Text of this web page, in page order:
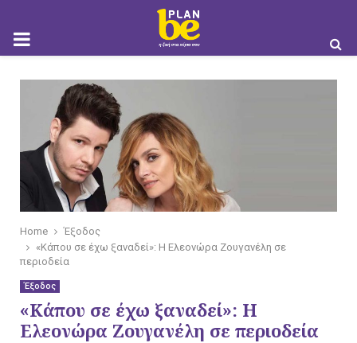
M
Home
Έξοδος
«Κάπου σε έχω ξαναδεί»: Η Ελεονώρα Ζουγανέλη σε
περιοδεία
Έξοδος
«Κάπου σε έχω ξαναδεί»: Η
Ελεονώρα Ζουγανέλη σε περιοδεία